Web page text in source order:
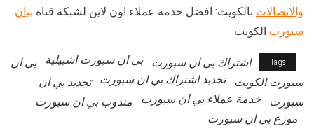
والاتصالات بالكويت: افضل خدمة عملاء اون لاين لشبكة قناة بيان
سبورت الكويت
Tags اشتراك بي ان سبورت بي ان سبورت اشبيلية
بي ان
سبورت الكويت
تجدبد اشتراك بي ان سبورت
تجديد بي ان
سبورت
خدمة عملاء بي ان سبورت
مندوب بي ان سبورت
موزع بي ان سبورت